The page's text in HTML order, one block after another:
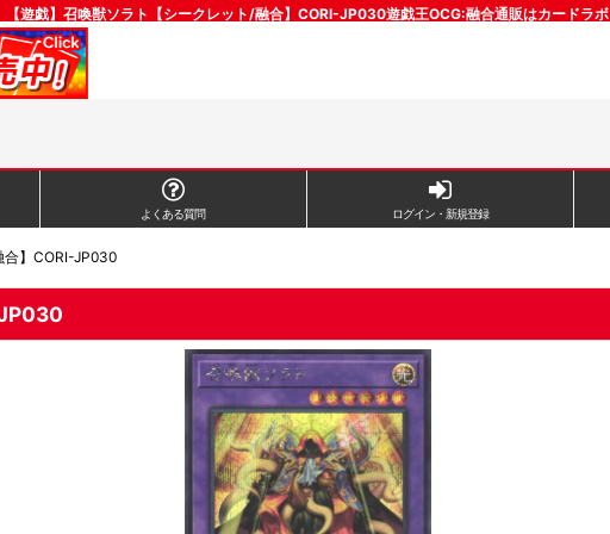
【遊戯】召喚獣ソラト【シークレット/融合】CORI-JP030遊戯王OCG:融合通販はカードラボ
よくある質問 ログイン・新規登録
合】CORI-JP030